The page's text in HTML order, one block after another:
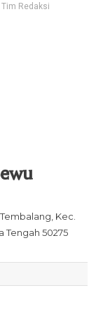
Tim Redaksi
Kec.
Tengah 50275